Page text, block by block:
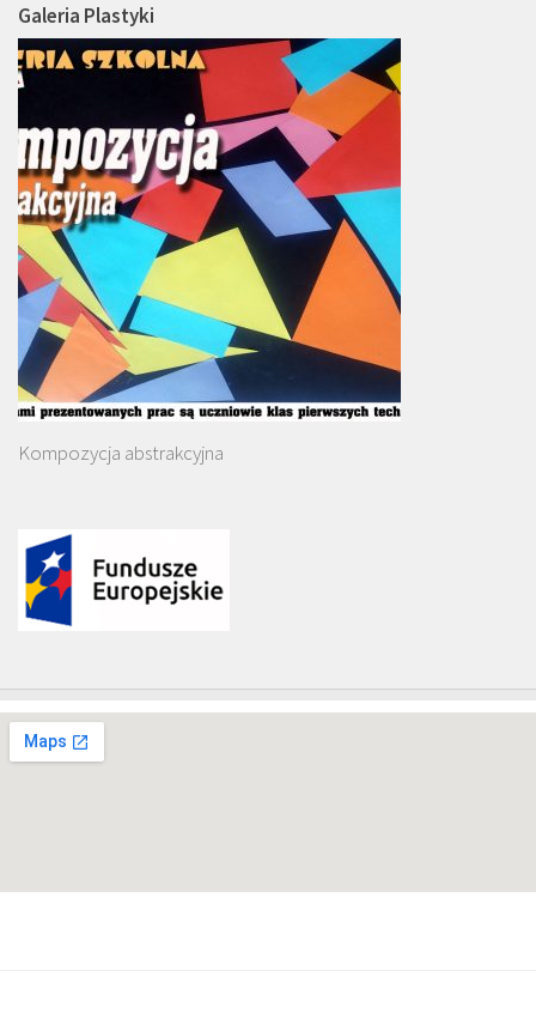
Galeria Plastyki
Kompozycja abstrakcyjna